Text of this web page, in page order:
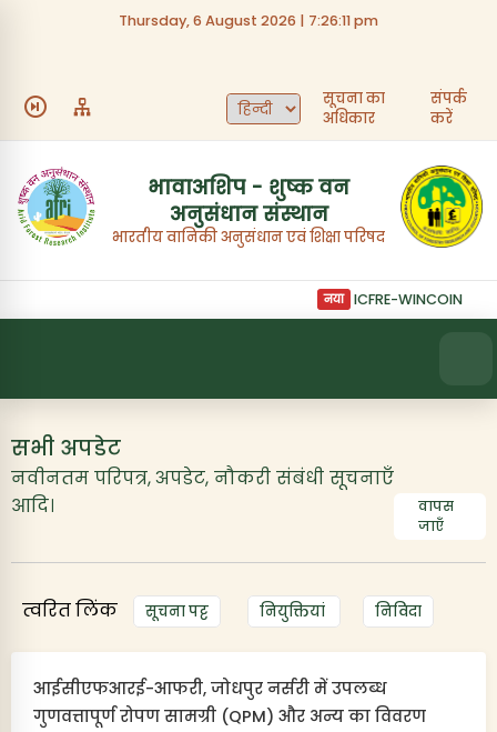
Thursday, 6 August 2026 | 7:26:11 pm
सूचना का
अधिकार
संपर्क
करें
भावाअशिप - शुष्क वन
अनुसंधान संस्थान
भारतीय वानिकी अनुसंधान एवं शिक्षा परिषद
हमारे बारे में भर्ती
निविदाएँ फोटो गैलरी
संस्थान का अधिदेश संपर्क करें
नया ICFRE-WINCOIN
सभी अपडेट
नवीनतम परिपत्र, अपडेट, नौकरी संबंधी सूचनाएँ
आदि।
वापस
जाएँ
त्वरित लिंक सूचना पट्ट नियुक्तियां निविदा
आईसीएफआरई-आफरी, जोधपुर नर्सरी में उपलब्ध
गुणवत्तापूर्ण रोपण सामग्री (QPM) और अन्य का विवरण